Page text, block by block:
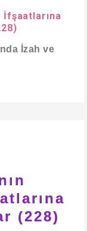
İzah ve
(228)